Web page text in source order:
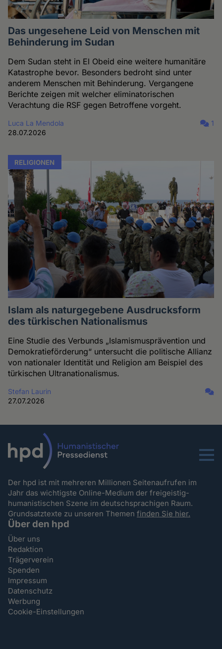
Das ungesehene Leid von Menschen mit
Behinderung im Sudan
Dem Sudan steht in El Obeid eine weitere humanitäre
Katastrophe bevor. Besonders bedroht sind unter
anderem Menschen mit Behinderung. Vergangene
Berichte zeigen mit welcher eliminatorischen
Verachtung die RSF gegen Betroffene vorgeht.
Luca La Mendola
28.07.2026
1
RELIGIONEN
Islam als naturgegebene Ausdrucksform
des türkischen Nationalismus
Eine Studie des Verbunds „Islamismusprävention und
Demokratieförderung“ untersucht die politische Allianz
von nationaler Identität und Religion am Beispiel des
türkischen Ultranationalismus.
Stefan Laurin
27.07.2026
Menu
Der hpd ist mit mehreren Millionen Seitenaufrufen im
Jahr das wichtigste Online-Medium der freigeistig-
humanistischen Szene im deutschsprachigen Raum.
Grundsatztexte zu unseren Themenfinden Sie hier.
Über den hpd
Über uns
Redaktion
Trägerverein
Spenden
Impressum
Datenschutz
Werbung
Cookie-Einstellungen